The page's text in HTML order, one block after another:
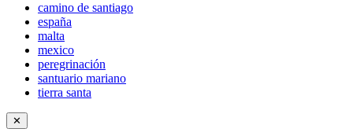
camino de santiago
españa
malta
mexico
peregrinación
santuario mariano
tierra santa
✕